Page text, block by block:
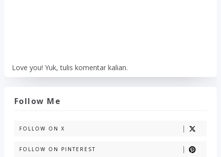
Love you! Yuk, tulis komentar kalian.
Follow Me
FOLLOW ON X
FOLLOW ON PINTEREST